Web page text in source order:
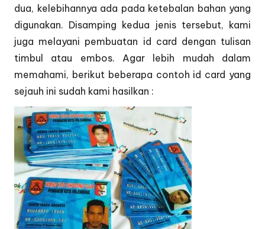
dua, kelebihannya ada pada ketebalan bahan yang
digunakan. Disamping kedua jenis tersebut, kami
juga melayani pembuatan id card dengan tulisan
timbul atau embos. Agar lebih mudah dalam
memahami, berikut beberapa contoh id card yang
sejauh ini sudah kami hasilkan :